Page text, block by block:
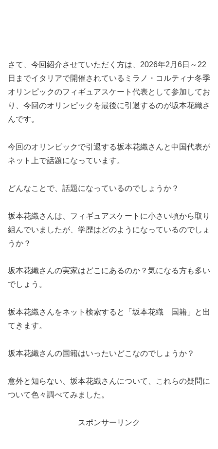
さて、今回紹介させていただく方は、2026年2月6日～22
日までイタリアで開催されているミラノ・コルティナ冬季
オリンピックのフィギュアスケート代表として参加してお
り、今回のオリンピックを最後に引退するのが坂本花織さ
んです。
今回のオリンピックで引退する坂本花織さんと中国代表が
ネット上で話題になっています。
どんなことで、話題になっているのでしょうか？
坂本花織さんは、フィギュアスケートに小さい頃から取り
組んでいましたが、学歴はどのようになっているのでしょ
うか？
坂本花織さんの実家はどこにあるのか？気になる方も多い
でしょう。
坂本花織さんをネット検索すると「坂本花織 国籍」と出
てきます。
坂本花織さんの国籍はいったいどこなのでしょうか？
意外と知らない、坂本花織さんについて、これらの疑問に
ついて色々調べてみました。
スポンサーリンク